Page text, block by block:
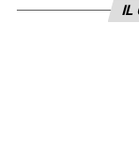
65 milioni
IL